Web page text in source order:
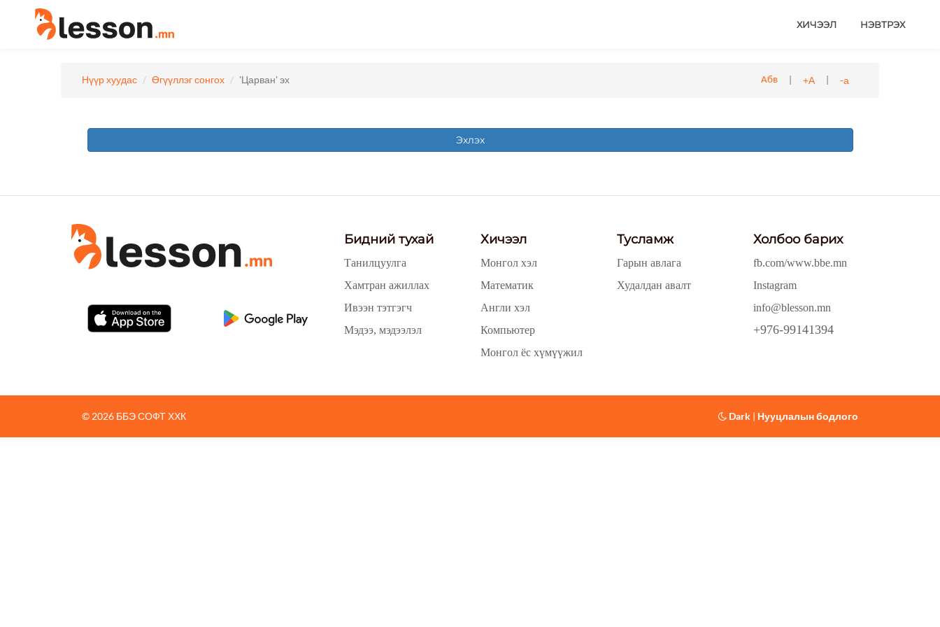
ХИЧЭЭЛ НЭВТРЭХ
Нүүр хуудас Өгүүллэг сонгох 'Царван' эх Абв | +А | -а
Эхлэх
Бидний тухай
Танилцуулга
Хамтран ажиллах
Ивээн тэтгэгч
Мэдээ, мэдээлэл
Хичээл
Монгол хэл
Математик
Англи хэл
Компьютер
Монгол ёс хүмүүжил
Тусламж
Гарын авлага
Худалдан авалт
Холбоо барих
fb.com/www.bbe.mn
Instagram
info@blesson.mn
+976-99141394
© 2026 ББЭ СОФТ ХХК Dark | Нууцлалын бодлого